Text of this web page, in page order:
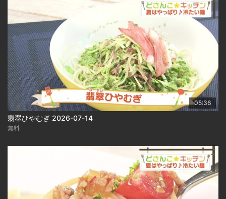
05:36
翡翠ひやむぎ 2026-07-14
無料